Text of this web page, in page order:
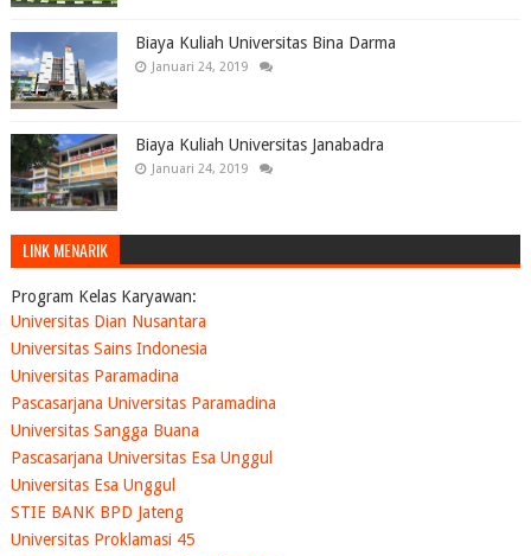
Biaya Kuliah Universitas Bina Darma
Januari 24, 2019
Biaya Kuliah Universitas Janabadra
Januari 24, 2019
LINK MENARIK
Program Kelas Karyawan:
Universitas Dian Nusantara
Universitas Sains Indonesia
Universitas Paramadina
Pascasarjana Universitas Paramadina
Universitas Sangga Buana
Pascasarjana Universitas Esa Unggul
Universitas Esa Unggul
STIE BANK BPD Jateng
Universitas Proklamasi 45